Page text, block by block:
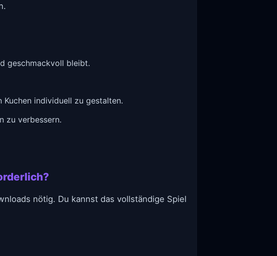
geschmackvoll bleibt.
individuell zu gestalten.
zu verbessern.
nötig. Du kannst das vollständige Spiel